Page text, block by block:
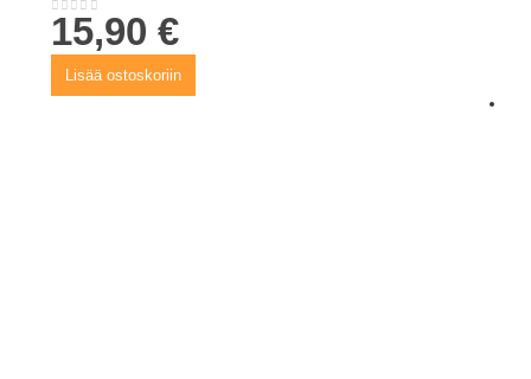
0out of 5
15,90€
Lisää ostoskoriin